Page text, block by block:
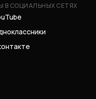
В СОЦИАЛЬНЫХ СЕТЯХ